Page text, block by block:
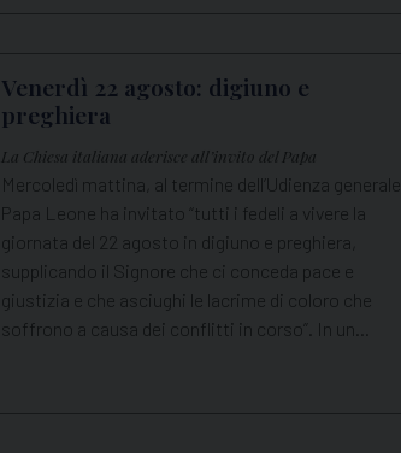
Venerdì 22 agosto: digiuno e
preghiera
La Chiesa italiana aderisce all’invito del Papa
Mercoledì mattina, al termine dell’Udienza generale,
Papa Leone ha invitato “tutti i fedeli a vivere la
giornata del 22 agosto in digiuno e preghiera,
supplicando il Signore che ci conceda pace e
giustizia e che asciughi le lacrime di coloro che
soffrono a causa dei conflitti in corso”. In un…